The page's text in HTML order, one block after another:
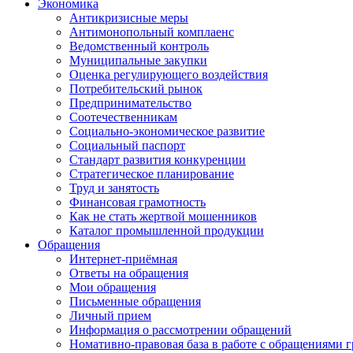
Экономика
Антикризисные меры
Антимонопольный комплаенс
Ведомственный контроль
Муниципальные закупки
Оценка регулирующего воздействия
Потребительский рынок
Предпринимательство
Соотечественникам
Социально-экономическое развитие
Социальный паспорт
Стандарт развития конкуренции
Стратегическое планирование
Труд и занятость
Финансовая грамотность
Как не стать жертвой мошенников
Каталог промышленной продукции
Обращения
Интернет-приёмная
Ответы на обращения
Мои обращения
Письменные обращения
Личный прием
Информация о рассмотрении обращений
Номативно-правовая база в работе с обращениями